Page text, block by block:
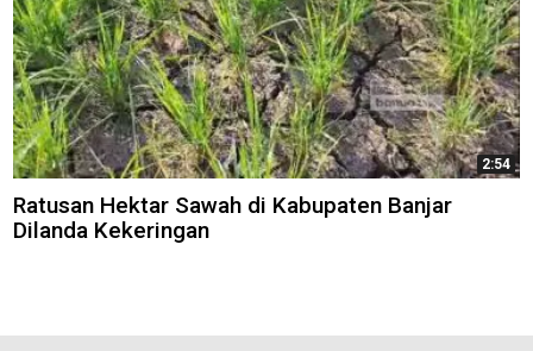
2:54
Ratusan Hektar Sawah di Kabupaten Banjar
Dilanda Kekeringan